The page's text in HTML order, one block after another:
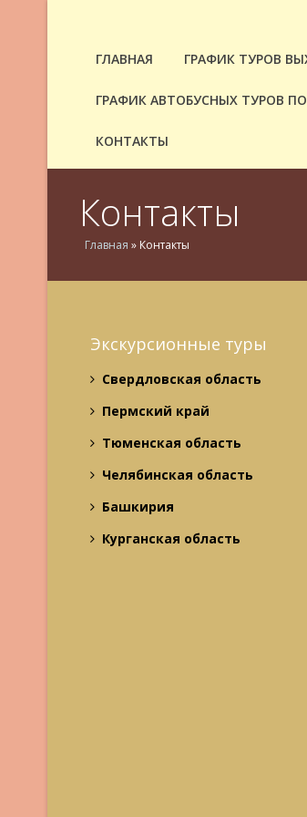
ГЛАВНАЯ ГРАФИК ТУРОВ
ГРАФИК АВТОБУСНЫХ ТУРОВ
КОНТАКТЫ
Контакты
Главная » Контакты
Экскурсионные туры
Свердловская область
Пермский край
Тюменская область
Челябинская область
Башкирия
Курганская область